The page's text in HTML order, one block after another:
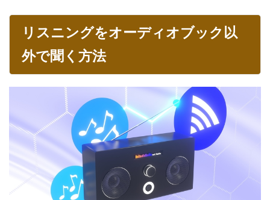
リスニングをオーディオブック以
外で聞く方法